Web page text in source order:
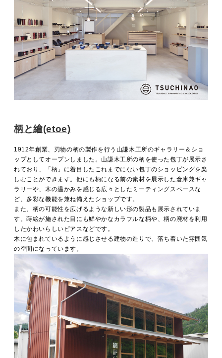
柄と繪(etoe)
1912年創業、刃物の柄の製作を行う山謙木工所のギャラリー＆ショ
ップとしてオープンしました。山謙木工所の柄を使った包丁が展示さ
れており、「柄」に着目したこれまでにない包丁のショッピングを楽
しむことができます。他にも柄になる前の素材を展示した倉庫兼ギャ
ラリーや、木の温かみを感じる広々としたミーティングスペースな
ど、多彩な機能を兼ね備えたショップです。
また、柄の可能性を広げるような新しい形の製品も展示されていま
す。蒔絵が施された目にも鮮やかなカラフルな柄や、柄の廃材を利用
したかわいらしいピアスなどです。
木に包まれているように感じさせる建物の造りで、落ち着いた雰囲気
の空間になっています。